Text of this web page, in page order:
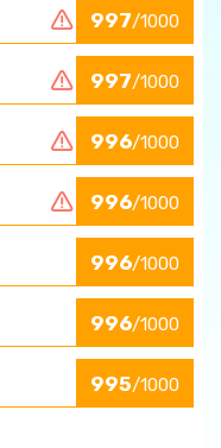
997/1000
997/1000
996/1000
996/1000
996/1000
996/1000
995/1000